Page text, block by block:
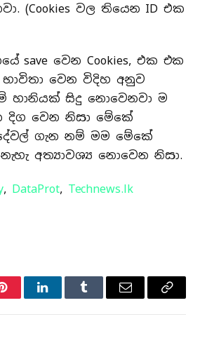
(Cookies වල තියෙන ID එක
save වෙන Cookies, එක එක
වෙන විදිහ අනුව
හානියක් සිදු නොවෙනවා ම
දිග වෙන නිසා මේකේ
ගැන නම් මම මේකේ
අත්‍යාවශ්‍ය නොවෙන නිසා.
, DataProt, Technews.lk
PinterestLinkedInTumblr Email
Copy